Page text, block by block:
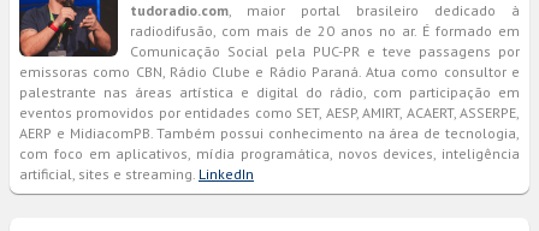
tudoradio.com, maior portal brasileiro dedicado à
radiodifusão, com mais de 20 anos no ar. É formado em
Comunicação Social pela PUC-PR e teve passagens por
emissoras como CBN, Rádio Clube e Rádio Paraná. Atua como consultor e
palestrante nas áreas artística e digital do rádio, com participação em
eventos promovidos por entidades como SET, AESP, AMIRT, ACAERT, ASSERPE,
AERP e MidiacomPB. Também possui conhecimento na área de tecnologia,
com foco em aplicativos, mídia programática, novos devices, inteligência
artificial, sites e streaming. LinkedIn